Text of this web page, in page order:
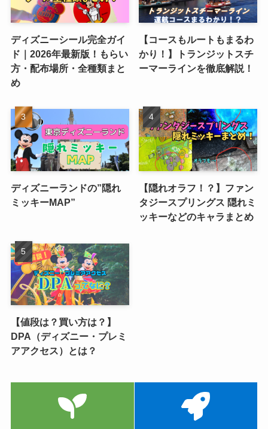
ディズニーシール完全ガイ
ド｜2026年最新版！もらい
方・配布場所・全種類まと
め
【コースもルートもまるわ
かり！】トランジットスチ
ーマーラインを徹底解説！
ディズニーランドの”隠れ
ミッキーMAP”
【隠れオラフ！？】ファン
タジースプリングス 隠れミ
ッキーなどのキャラまとめ
【値段は？買い方は？】
DPA（ディズニー・プレミ
アアクセス）とは？